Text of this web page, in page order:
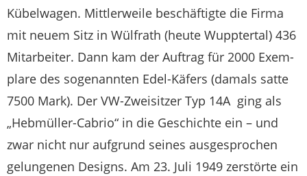
Kübelwagen. Mittlerweile beschäftigte die Firma
mit neuem Sitz in Wülfrath (heute Wupptertal) 436
Mitarbeiter. Dann kam der Auftrag für 2000 Exem­
plare des sogenannten Edel-Käfers (damals satte
7500 Mark). Der VW-Zweisitzer Typ 14A ging als
„Hebmüller-Cabrio“ in die Geschichte ein – und
zwar nicht nur aufgrund seines ausgesprochen
gelungenen Designs. Am 23. Juli 1949 zerstörte ein